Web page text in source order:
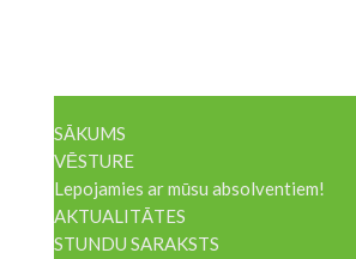
SĀKUMS
VĒSTURE
Lepojamies ar mūsu absolventiem!
AKTUALITĀTES
STUNDU SARAKSTS